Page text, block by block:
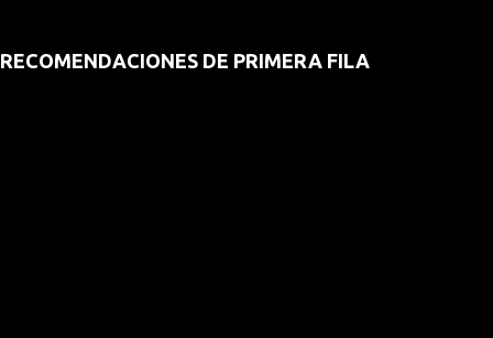
RECOMENDACIONES DE PRIMERA FILA